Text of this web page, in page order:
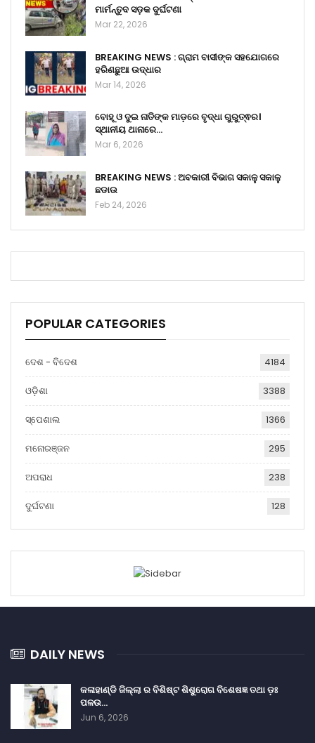
ମାର୍ମନ୍ତୁଦ ସଡ଼କ ଦୁର୍ଘଟଣା
Mar 22, 2026
BREAKING NEWS : ଗ୍ରାମ ବାସୀଙ୍କ ସହଯୋଗରେ
ହରିଣଛୁଆ ଉଦ୍ଧାର
Mar 14, 2026
ବୋହୂ ଓ ଦୁଇ ନାତିଙ୍କ ମାଡ଼ରେ ବୃଦ୍ଧା ଗୁରୁତ୍ଵର।
ସ୍ଥାନୀୟ ଥାନାରେ…
Mar 6, 2026
BREAKING NEWS : ଅବକାରୀ ବିଭାଗ ସକାଳୁ ସକାଳୁ
ଛଡାଉ
Feb 24, 2026
POPULAR CATEGORIES
ଦେଶ - ବିଦେଶ 4184
ଓଡ଼ିଶା 3388
ସ୍ପେଶାଲ 1366
ମନୋରଞ୍ଜନ 295
ଅପରାଧ 238
ଦୁର୍ଘଟଣା 128
DAILY NEWS
କଳାହାଣ୍ଡି ଜିଲ୍ଲା ର ବିଶିଷ୍ଟ ଶିଶୁରୋଗ ବିଶେଷଜ୍ଞ ତଥା ଡ଼ଃ
ପଳଉ…
Jun 6, 2026